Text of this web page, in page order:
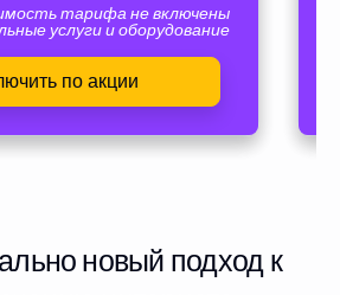
тарифа не включены
услуги и оборудование
по акции
новый подход к